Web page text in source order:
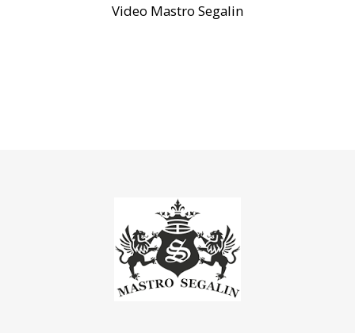
Video Mastro Segalin